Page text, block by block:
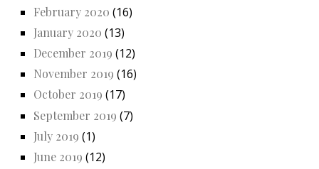
February 2020 (16)
January 2020 (13)
December 2019 (12)
November 2019 (16)
October 2019 (17)
September 2019 (7)
July 2019 (1)
June 2019 (12)